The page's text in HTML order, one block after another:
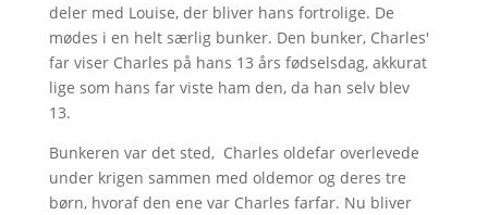
deler med Louise, der bliver hans fortrolige. De
mødes i en helt særlig bunker. Den bunker, Charles'
far viser Charles på hans 13 års fødselsdag, akkurat
lige som hans far viste ham den, da han selv blev
13.
Bunkeren var det sted, Charles oldefar overlevede
under krigen sammen med oldemor og deres tre
børn, hvoraf den ene var Charles farfar. Nu bliver